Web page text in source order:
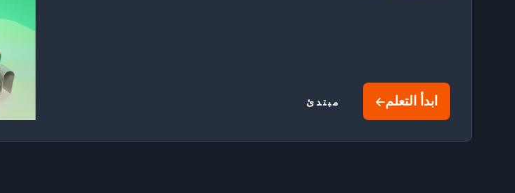
ابدأ التعلم مبتدئ